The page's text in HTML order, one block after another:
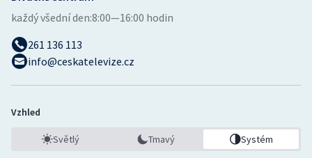
každý všední den:8:00—16:00 hodin
261 136 113
info@ceskatelevize.cz
Vzhled
Světlý Tmavý Systém